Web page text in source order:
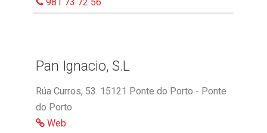
Pan Ignacio, S.L
Rúa Curros, 53. 15121 Ponte do Porto - Ponte
do Porto
Web